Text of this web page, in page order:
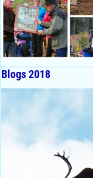
Blogs 2018